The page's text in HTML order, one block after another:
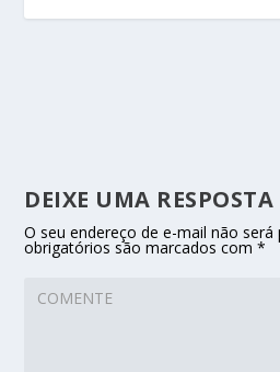
DEIXE UMA RESPOSTA
O seu endereço de e-mail não será
obrigatórios são marcados com*